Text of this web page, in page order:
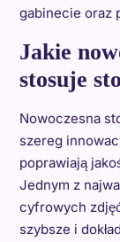
gabinecie oraz
Jakie
stosuje
Nowoczesna
szereg
poprawiają
Jednym z
cyfrowych
szybsze i